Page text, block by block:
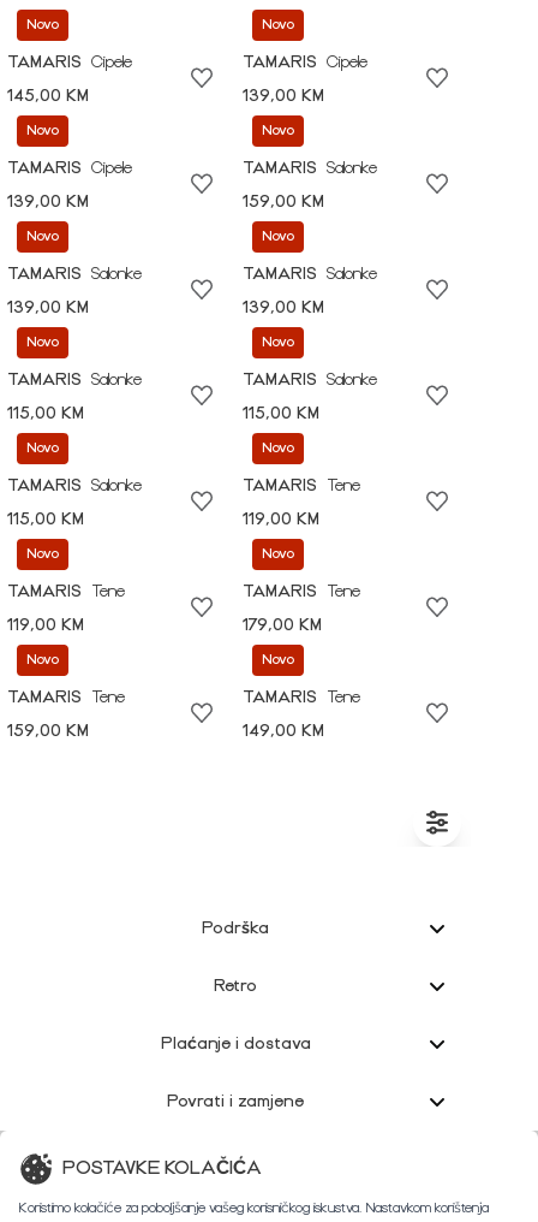
Novo
TAMARIS
Cipele
145,00 KM
Novo
TAMARIS
Cipele
139,00 KM
Novo
TAMARIS
Cipele
139,00 KM
Novo
TAMARIS
Salonke
159,00 KM
Novo
TAMARIS
Salonke
139,00 KM
Novo
TAMARIS
Salonke
139,00 KM
Novo
TAMARIS
Salonke
115,00 KM
Novo
TAMARIS
Salonke
115,00 KM
Novo
TAMARIS
Salonke
115,00 KM
Novo
TAMARIS
Tene
119,00 KM
Novo
TAMARIS
Tene
119,00 KM
Novo
TAMARIS
Tene
179,00 KM
Novo
TAMARIS
Tene
159,00 KM
Novo
TAMARIS
Tene
149,00 KM
Podrška
Retro
Plaćanje i dostava
Povrati i zamjene
Korisnička podrška
POSTAVKE KOLAČIĆA
Koristimo kolačiće za poboljšanje vašeg korisničkog iskustva. Nastavkom korištenja